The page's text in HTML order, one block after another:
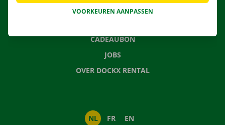
VEELGESTELDE VRAGEN
CADEAUBON
JOBS
OVER DOCKX RENTAL
NL FR EN
VOORKEUREN AANPASSEN